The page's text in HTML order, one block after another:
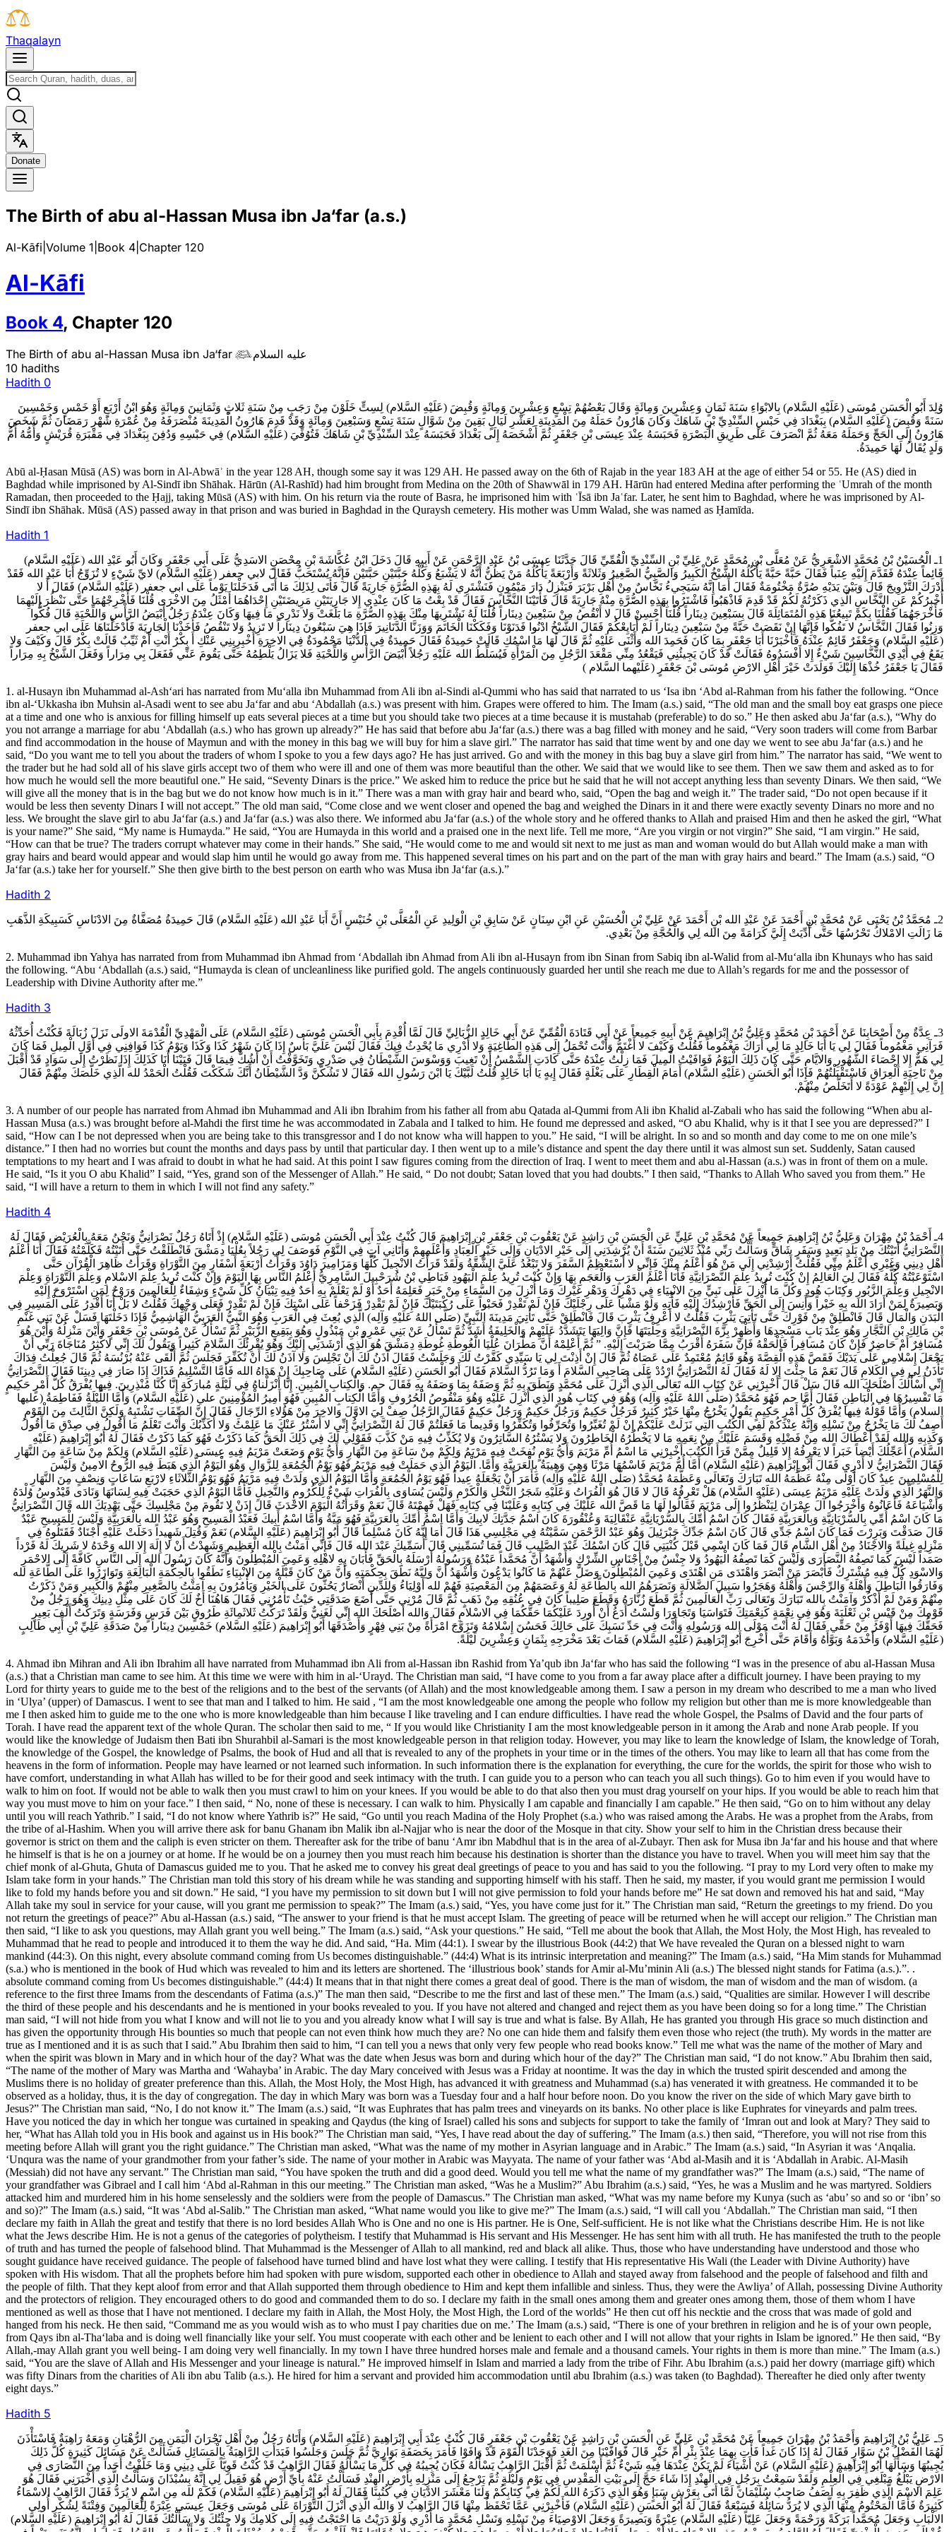
Thaqalayn
Donate
The Birth of abu al-Hassan Musa ibn Ja‘far (a.s.)
Al-Kāfi Volume 1 Book 4 Chapter 120
Al-Kāfi
Book 4, Chapter 120
The Birth of abu al-Hassan Musa ibn Ja‘farعليه السلام
10 hadiths
Hadith 0
وُلِدَ أَبُو الْحَسَنِ مُوسَى (عَلَيْهِ السَّلام) بِالابْوَاءِ سَنَةَ ثَمَانٍ وَعِشْرِينَ وَمِائَةٍ وَقَالَ بَعْضُهُمْ تِسْعٍ وَعِشْرِينَ وَمِائَةٍ وَقُبِضَ (عَلَيْهِ السَّلام) لِسِتٍّ خَلَوْنَ مِنْ رَجَبٍ مِنْ سَنَةِ ثَلاثٍ وَثَمَانِينَ وَمِائَةٍ وَهُوَ ابْنُ أَرْبَعٍ أَوْ خَمْسٍ وَخَمْسِينَ
سَنَةً وَقُبِضَ (عَلَيْهِ السَّلام) بِبَغْدَادَ فِي حَبْسِ السِّنْدِيِّ بْنِ شَاهَكَ وَكَانَ هَارُونُ حَمَلَهُ مِنَ الْمَدِينَةِ لِعَشْرِ لَيَالٍ بَقِينَ مِنْ شَوَّالٍ سَنَةَ تِسْعٍ وَسَبْعِينَ وَمِائَةٍ وَقَدْ قَدِمَ هَارُونُ الْمَدِينَةَ مُنْصَرَفَهُ مِنْ عُمْرَةِ شَهْرِ رَمَضَانَ ثُمَّ شَخَصَ
هَارُونُ إِلَى الْحَجِّ وَحَمَلَهُ مَعَهُ ثُمَّ انْصَرَفَ عَلَى طَرِيقِ الْبَصْرَةِ فَحَبَسَهُ عِنْدَ عِيسَى بْنِ جَعْفَرٍ ثُمَّ أَشْخَصَهُ إِلَى بَغْدَادَ فَحَبَسَهُ عِنْدَ السِّنْدِيِّ بْنِ شَاهَكَ فَتُوُفِّيَ (عَلَيْهِ السَّلام) فِي حَبْسِهِ وَدُفِنَ بِبَغْدَادَ فِي مَقْبَرَةِ قُرَيْشٍ وَأُمُّهُ أُمُّ
وَلَدٍ يُقَالُ لَهَا حَمِيدَةُ.
Abū al-Ḥasan Mūsā (AS) was born in Al-Abwāʾ in the year 128 AH, though some say it was 129 AH. He passed away on the 6th of Rajab in the year 183 AH at the age of either 54 or 55. He (AS) died in
Baghdad while imprisoned by Al-Sindī ibn Shāhak. Hārūn (Al-Rashīd) had him brought from Medina on the 20th of Shawwāl in 179 AH. Hārūn had entered Medina after performing the ʿUmrah of the month
Ramadan, then proceeded to the Ḥajj, taking Mūsā (AS) with him. On his return via the route of Basra, he imprisoned him with ʿĪsā ibn Jaʿfar. Later, he sent him to Baghdad, where he was imprisoned by Al-
Sindī ibn Shāhak. Mūsā (AS) passed away in that prison and was buried in Baghdad in the Quraysh cemetery. His mother was Umm Walad, she was named as Ḥamīda.
Hadith 1
1ـ الْحُسَيْنُ بْنُ مُحَمَّدٍ الاشْعَرِيُّ عَنْ مُعَلَّى بْنِ مُحَمَّدٍ عَنْ عَلِيِّ بْنِ السِّنْدِيِّ الْقُمِّيِّ قَالَ حَدَّثَنَا عِيسَى بْنُ عَبْدِ الرَّحْمَنِ عَنْ أَبِيهِ قَالَ دَخَلَ ابْنُ عُكَّاشَةَ بْنِ مِحْصَنٍ الاسَدِيُّ عَلَى أَبِي جَعْفَرٍ وَكَانَ أَبُو عَبْدِ الله (عَلَيْهِ السَّلام)
قَائِماً عِنْدَهُ فَقَدَّمَ إِلَيْهِ عِنَباً فَقَالَ حَبَّةً حَبَّةً يَأْكُلُهُ الشَّيْخُ الْكَبِيرُ وَالصَّبِيُّ الصَّغِيرُ وَثَلاثَةً وَأَرْبَعَةً يَأْكُلُهُ مَنْ يَظُنُّ أَنَّهُ لا يَشْبَعُ وَكُلْهُ حَبَّتَيْنِ حَبَّتَيْنِ فَإِنَّهُ يُسْتَحَبُّ فَقَالَ لابي جعفر (عَلَيْهِ السَّلام) لايِّ شَيْ‏ءٍ لا تُزَوِّجُ أَبَا عَبْدِ الله فَقَدْ
أَدْرَكَ التَّزْوِيجَ قَالَ وَبَيْنَ يَدَيْهِ صُرَّةٌ مَخْتُومَةٌ فَقَالَ أَمَا إِنَّهُ سَيَجِي‏ءُ نَخَّاسٌ مِنْ أَهْلِ بَرْبَرَ فَيَنْزِلُ دَارَ مَيْمُونٍ فَنَشْتَرِي لَهُ بِهَذِهِ الصُّرَّةِ جَارِيَةً قَالَ فَأَتَى لِذَلِكَ مَا أَتَى فَدَخَلْنَا يَوْماً عَلَى ابي جعفر (عَلَيْهِ السَّلام) فَقَالَ أَ لا
أُخْبِرُكُمْ عَنِ النَّخَّاسِ الَّذِي ذَكَرْتُهُ لَكُمْ قَدْ قَدِمَ فَاذْهَبُوا فَاشْتَرُوا بِهَذِهِ الصُّرَّةِ مِنْهُ جَارِيَةً قَالَ فَأَتَيْنَا النَّخَّاسَ فَقَالَ قَدْ بِعْتُ مَا كَانَ عِنْدِي إِلا جَارِيَتَيْنِ مَرِيضَتَيْنِ إِحْدَاهُمَا أَمْثَلُ مِنَ الاخْرَى قُلْنَا فَأَخْرِجْهُمَا حَتَّى نَنْظُرَ إِلَيْهِمَا
فَأَخْرَجَهُمَا فَقُلْنَا بِكَمْ تَبِيعُنَا هَذِهِ الْمُتَمَاثِلَةَ قَالَ بِسَبْعِينَ دِينَاراً قُلْنَا أَحْسِنْ قَالَ لا أَنْقُصُ مِنْ سَبْعِينَ دِينَاراً قُلْنَا لَهُ نَشْتَرِيهَا مِنْكَ بِهَذِهِ الصُّرَّةِ مَا بَلَغَتْ وَلا نَدْرِي مَا فِيهَا وَكَانَ عِنْدَهُ رَجُلٌ أَبْيَضُ الرَّأْسِ وَاللِّحْيَةِ قَالَ فُكُّوا
وَزِنُوا فَقَالَ النَّخَّاسُ لا تَفُكُّوا فَإِنَّهَا إِنْ نَقَصَتْ حَبَّةً مِنْ سَبْعِينَ دِينَاراً لَمْ أُبَايِعْكُمْ فَقَالَ الشَّيْخُ ادْنُوا فَدَنَوْنَا وَفَكَكْنَا الْخَاتَمَ وَوَزَنَّا الدَّنَانِيرَ فَإِذَا هِيَ سَبْعُونَ دِينَاراً لا تَزِيدُ وَلا تَنْقُصُ فَأَخَذْنَا الْجَارِيَةَ فَأَدْخَلْنَاهَا عَلَى ابي جعفر
(عَلَيْهِ السَّلام) وَجَعْفَرٌ قَائِمٌ عِنْدَهُ فَأَخْبَرْنَا أَبَا جَعْفَرٍ بِمَا كَانَ فَحَمِدَ الله وَأَثْنَى عَلَيْهِ ثُمَّ قَالَ لَهَا مَا اسْمُكِ قَالَتْ حَمِيدَةُ فَقَالَ حَمِيدَةٌ فِي الدُّنْيَا مَحْمُودَةٌ فِي الاخِرَةِ أَخْبِرِينِي عَنْكِ أَ بِكْرٌ أَنْتِ أَمْ ثَيِّبٌ قَالَتْ بِكْرٌ قَالَ وَكَيْفَ وَلا
يَقَعُ فِي أَيْدِي النَّخَّاسِينَ شَيْ‏ءٌ إِلا أَفْسَدُوهُ فَقَالَتْ قَدْ كَانَ يَجِيئُنِي فَيَقْعُدُ مِنِّي مَقْعَدَ الرَّجُلِ مِنَ الْمَرْأَةِ فَيُسَلِّطُ الله عَلَيْهِ رَجُلاً أَبْيَضَ الرَّأْسِ وَاللِّحْيَةِ فَلا يَزَالُ يَلْطِمُهُ حَتَّى يَقُومَ عَنِّي فَفَعَلَ بِي مِرَاراً وَفَعَلَ الشَّيْخُ بِهِ مِرَاراً
فَقَالَ يَا جَعْفَرُ خُذْهَا إِلَيْكَ فَوَلَدَتْ خَيْرَ أَهْلِ الارْضِ مُوسَى بْنَ جَعْفَرٍ (عَلَيْهما السَّلام )
1. al-Husayn ibn Muhammad al-Ash‘ari has narrated from Mu‘alla ibn Muhammad from Ali ibn al-Sindi al-Qummi who has said that narrated to us ‘Isa ibn ‘Abd al-Rahman from his father the following. “Once
ibn al-‘Ukkasha ibn Muhsin al-Asadi went to see abu Ja‘far and abu ‘Abdallah (a.s.) was present with him. Grapes were offered to him. The Imam (a.s.) said, “The old man and the small boy eat grasps one piece
at a time and one who is anxious for filling himself up eats several pieces at a time but you should take two pieces at a time because it is mustahab (preferable) to do so.” He then asked abu Ja‘far (a.s.), “Why do
you not arrange a marriage for abu ‘Abdallah (a.s.) who has grown up already?” He has said that before abu Ja‘far (a.s.) there was a bag filled with money and he said, “Very soon traders will come from Barbar
and find accommodation in the house of Maymun and with the money in this bag we will buy for him a slave girl.” The narrator has said that time went by and one day we went to see abu Ja‘far (a.s.) and he
said, “Do you want me to tell you about the traders of whom I spoke to you a few days ago? He has just arrived. Go and with the money in this bag buy a slave girl from him.” The narrator has said, “We went to
the trader but he had sold all of his slave girls accept two of them who were ill and one of them was more beautiful than the other. We said that we would like to see them. Then we saw them and asked as to for
how much he would sell the more beautiful one.” He said, “Seventy Dinars is the price.” We asked him to reduce the price but he said that he will not accept anything less than seventy Dinars. We then said, “We
will give all the money that is in the bag but we do not know how much is in it.” There was a man with gray hair and beard who, said, “Open the bag and weigh it.” The trader said, “Do not open because if it
would be less then seventy Dinars I will not accept.” The old man said, “Come close and we went closer and opened the bag and weighed the Dinars in it and there were exactly seventy Dinars no more and no
less. We brought the slave girl to abu Ja‘far (a.s.) and Ja‘far (a.s.) was also there. We informed abu Ja‘far (a.s.) of the whole story and he offered thanks to Allah and praised Him and then he asked the girl, “What
is your name?” She said, “My name is Humayda.” He said, “You are Humayda in this world and a praised one in the next life. Tell me more, “Are you virgin or not virgin?” She said, “I am virgin.” He said,
“How can that be true? The traders corrupt whatever may come in their hands.” She said, “He would come to me and would sit next to me just as man and woman would do but Allah would make a man with
gray hairs and beard would appear and would slap him until he would go away from me. This happened several times on his part and on the part of the man with gray hairs and beard.” The Imam (a.s.) said, “O
Ja‘far (a.s.) take her for yourself.” She then give birth to the best person on earth who was Musa ibn Ja‘far (a.s.).”
Hadith 2
2ـ مُحَمَّدُ بْنُ يَحْيَى عَنْ مُحَمَّدِ بْنِ أَحْمَدَ عَنْ عَبْدِ الله بْنِ أَحْمَدَ عَنْ عَلِيِّ بْنِ الْحُسَيْنِ عَنِ ابْنِ سِنَانٍ عَنْ سَابِقِ بْنِ الْوَلِيدِ عَنِ الْمُعَلَّى بْنِ خُنَيْسٍ أَنَّ أَبَا عَبْدِ الله (عَلَيْهِ السَّلام) قَالَ حَمِيدَةُ مُصَفَّاةٌ مِنَ الادْنَاسِ كَسَبِيكَةِ الذَّهَبِ
مَا زَالَتِ الامْلاكُ تَحْرُسُهَا حَتَّى أُدِّيَتْ إِلَيَّ كَرَامَةً مِنَ الله لِي وَالْحُجَّةِ مِنْ بَعْدِي.
2. Muhammad ibn Yahya has narrated from from Muhammad ibn Ahmad from ‘Abdallah ibn Ahmad from Ali ibn al-Husayn from ibn Sinan from Sabiq ibn al-Walid from al-Mu‘alla ibn Khunays who has said
the following. “Abu ‘Abdallah (a.s.) said, “Humayda is clean of uncleanliness like purified gold. The angels continuously guarded her until she reach me due to Allah’s regards for me and the possessor of
Leadership with Divine Authority after me.”
Hadith 3
3ـ عِدَّةٌ مِنْ أَصْحَابِنَا عَنْ أَحْمَدَ بْنِ مُحَمَّدٍ وَعَلِيُّ بْنُ إِبْرَاهِيمَ عَنْ أَبِيهِ جَمِيعاً عَنْ أَبِي قَتَادَةَ الْقُمِّيِّ عَنْ أَبِي خَالِدٍ الزُّبَالِيِّ قَالَ لَمَّا أُقْدِمَ بِأَبِي الْحَسَنِ مُوسَى (عَلَيْهِ السَّلام) عَلَى الْمَهْدِيِّ الْقُدْمَةَ الاولَى نَزَلَ زُبَالَةَ فَكُنْتُ أُحَدِّثُهُ
فَرَآنِي مَغْمُوماً فَقَالَ لِي يَا أَبَا خَالِدٍ مَا لِي أَرَاكَ مَغْمُوماً فَقُلْتُ وَكَيْفَ لا أَغْتَمُّ وَأَنْتَ تُحْمَلُ إِلَى هَذِهِ الطَّاغِيَةِ وَلا أَدْرِي مَا يُحْدِثُ فِيكَ فَقَالَ لَيْسَ عَلَيَّ بَأْسٌ إِذَا كَانَ شَهْرُ كَذَا وَكَذَا وَيَوْمُ كَذَا فَوَافِنِي فِي أَوَّلِ الْمِيلِ فَمَا كَانَ
لِي هَمٌّ إِلا إِحْصَاءَ الشُّهُورِ وَالايَّامِ حَتَّى كَانَ ذَلِكَ الْيَوْمُ فَوَافَيْتُ الْمِيلَ فَمَا زِلْتُ عِنْدَهُ حَتَّى كَادَتِ الشَّمْسُ أَنْ تَغِيبَ وَوَسْوَسَ الشَّيْطَانُ فِي صَدْرِي وَتَخَوَّفْتُ أَنْ أَشُكَّ فِيمَا قَالَ فَبَيْنَا أَنَا كَذَلِكَ إِذَا نَظَرْتُ إِلَى سَوَادٍ قَدْ أَقْبَلَ
مِنْ نَاحِيَةِ الْعِرَاقِ فَاسْتَقْبَلْتُهُمْ فَإِذَا أَبُو الْحَسَنِ (عَلَيْهِ السَّلام) أَمَامَ الْقِطَارِ عَلَى بَغْلَةٍ فَقَالَ إِيهٍ يَا أَبَا خَالِدٍ قُلْتُ لَبَّيْكَ يَا ابْنَ رَسُولِ الله فَقَالَ لا تَشُكَّنَّ وَدَّ الشَّيْطَانُ أَنَّكَ شَكَكْتَ فَقُلْتُ الْحَمْدُ لله الَّذِي خَلَّصَكَ مِنْهُمْ فَقَالَ
إِنَّ لِي إِلَيْهِمْ عَوْدَةً لا أَتَخَلَّصُ مِنْهُمْ.
3. A number of our people has narrated from Ahmad ibn Muhammad and Ali ibn Ibrahim from his father all from abu Qatada al-Qummi from Ali ibn Khalid al-Zabali who has said the following “When abu al-
Hassan Musa (a.s.) was brought before al-Mahdi the first time he was accommodated in Zabala and I talked to him. He found me depressed and asked, “O abu Khalid, why is it that I see you are depressed?” I
said, “How can I be not depressed when you are being take to this transgressor and I do not know wha will happen to you.” He said, “I will be alright. In so and so month and day come to me on one mile’s
distance.” I then had no worries but count the months and days pass by until that particular day. I then went up to a mile’s distance and spent the day there until it was almost sun set. Suddenly, Satan caused
temptations to my heart and I was afraid to doubt in what he had said. At this point I saw figures coming from the direction of Iraq. I went to meet them and abu al-Hassan (a.s.) was in front of them on a mule.
He said, “Is it you O abu Khalid” I said, “Yes, grand son of the Messenger of Allah.” He said, “ Do not doubt; Satan loved that you had doubts.” I then said, “Thanks to Allah Who saved you from them.” He
said, “I will have a return to them in which I will not find any safety.”
Hadith 4
4ـ أَحْمَدُ بْنُ مِهْرَانَ وَعَلِيُّ بْنُ إِبْرَاهِيمَ جَمِيعاً عَنْ مُحَمَّدِ بْنِ عَلِيٍّ عَنِ الْحَسَنِ بْنِ رَاشِدٍ عَنْ يَعْقُوبَ بْنِ جَعْفَرِ بْنِ إِبْرَاهِيمَ قَالَ كُنْتُ عِنْدَ أَبِي الْحَسَنِ مُوسَى (عَلَيْهِ السَّلام) إِذْ أَتَاهُ رَجُلٌ نَصْرَانِيٌّ وَنَحْنُ مَعَهُ بِالْعُرَيْضِ فَقَالَ لَهُ
النَّصْرَانِيُّ أَتَيْتُكَ مِنْ بَلَدٍ بَعِيدٍ وَسَفَرٍ شَاقٍّ وَسَأَلْتُ رَبِّي مُنْذُ ثَلاثِينَ سَنَةً أَنْ يُرْشِدَنِي إِلَى خَيْرِ الادْيَانِ وَإِلَى خَيْرِ الْعِبَادِ وَأَعْلَمِهِمْ وَأَتَانِي آتٍ فِي النَّوْمِ فَوَصَفَ لِي رَجُلاً بِعُلْيَا دِمَشْقَ فَانْطَلَقْتُ حَتَّى أَتَيْتُهُ فَكَلَّمْتُهُ فَقَالَ أَنَا أَعْلَمُ
أَهْلِ دِينِي وَغَيْرِي أَعْلَمُ مِنِّي فَقُلْتُ أَرْشِدْنِي إِلَى مَنْ هُوَ أَعْلَمُ مِنْكَ فَإِنِّي لا أَسْتَعْظِمُ السَّفَرَ وَلا تَبْعُدُ عَلَيَّ الشُّقَّةُ وَلَقَدْ قَرَأْتُ الانْجِيلَ كُلَّهَا وَمَزَامِيرَ دَاوُدَ وَقَرَأْتُ أَرْبَعَةَ أَسْفَارٍ مِنَ التَّوْرَاةِ وَقَرَأْتُ ظَاهِرَ الْقُرْآنِ حَتَّى
اسْتَوْعَبْتُهُ كُلَّهُ فَقَالَ لِيَ الْعَالِمُ إِنْ كُنْتَ تُرِيدُ عِلْمَ النَّصْرَانِيَّةِ فَأَنَا أَعْلَمُ الْعَرَبِ وَالْعَجَمِ بِهَا وَإِنْ كُنْتَ تُرِيدُ عِلْمَ الْيَهُودِ فَبَاطِي بْنُ شُرَحْبِيلَ السَّامِرِيُّ أَعْلَمُ النَّاسِ بِهَا الْيَوْمَ وَإِنْ كُنْتَ تُرِيدُ عِلْمَ الاسْلامِ وَعِلْمَ التَّوْرَاةِ وَعِلْمَ
الانْجِيلِ وَعِلْمَ الزَّبُورِ وَكِتَابَ هُودٍ وَكُلَّ مَا أُنْزِلَ عَلَى نَبِيٍّ مِنَ الانْبِيَاءِ فِي دَهْرِكَ وَدَهْرِ غَيْرِكَ وَمَا أُنْزِلَ مِنَ السَّمَاءِ مِنْ خَبَرٍ فَعَلِمَهُ أَحَدٌ أَوْ لَمْ يَعْلَمْ بِهِ أَحَدٌ فِيهِ تِبْيَانُ كُلِّ شَيْ‏ءٍ وَشِفَاءٌ لِلْعَالَمِينَ وَرَوْحٌ لِمَنِ اسْتَرْوَحَ إِلَيْهِ
وَبَصِيرَةٌ لِمَنْ أَرَادَ الله بِهِ خَيْراً وَأَنِسَ إِلَى الْحَقِّ فَأُرْشِدُكَ إِلَيْهِ فَأْتِهِ وَلَوْ مَشْياً عَلَى رِجْلَيْكَ فَإِنْ لَمْ تَقْدِرْ فَحَبْواً عَلَى رُكْبَتَيْكَ فَإِنْ لَمْ تَقْدِرْ فَزَحْفاً عَلَى اسْتِكَ فَإِنْ لَمْ تَقْدِرْ فَعَلَى وَجْهِكَ فَقُلْتُ لا بَلْ أَنَا أَقْدِرُ عَلَى الْمَسِيرِ فِي
الْبَدَنِ وَالْمَالِ قَالَ فَانْطَلِقْ مِنْ فَوْرِكَ حَتَّى تَأْتِيَ يَثْرِبَ فَقُلْتُ لا أَعْرِفُ يَثْرِبَ قَالَ فَانْطَلِقْ حَتَّى تَأْتِيَ مَدِينَةَ النَّبِيِّ (صَلَّى اللهُ عَلَيْهِ وَآلِه) الَّذِي بُعِثَ فِي الْعَرَبِ وَهُوَ النَّبِيُّ الْعَرَبِيُّ الْهَاشِمِيُّ فَإِذَا دَخَلْتَهَا فَسَلْ عَنْ بَنِي غَنْمِ
بْنِ مَالِكِ بْنِ النَّجَّارِ وَهُوَ عِنْدَ بَابِ مَسْجِدِهَا وَأَظْهِرْ بِزَّةَ النَّصْرَانِيَّةِ وَحِلْيَتَهَا فَإِنَّ وَالِيَهَا يَتَشَدَّدُ عَلَيْهِمْ وَالْخَلِيفَةُ أَشَدُّ ثُمَّ تَسْأَلُ عَنْ بَنِي عَمْرِو بْنِ مَبْذُولٍ وَهُوَ بِبَقِيعِ الزُّبَيْرِ ثُمَّ تَسْأَلُ عَنْ مُوسَى بْنِ جَعْفَرٍ وَأَيْنَ مَنْزِلُهُ وَأَيْنَ هُوَ
مُسَافِرٌ أَمْ حَاضِرٌ فَإِنْ كَانَ مُسَافِراً فَالْحَقْهُ فَإِنَّ سَفَرَهُ أَقْرَبُ مِمَّا ضَرَبْتَ إِلَيْهِ. ” ثُمَّ أَعْلِمْهُ أَنَّ مَطْرَانَ عُلْيَا الْغُوطَةِ غُوطَةِ دِمَشْقَ هُوَ الَّذِي أَرْشَدَنِي إِلَيْكَ وَهُوَ يُقْرِئُكَ السَّلامَ كَثِيراً وَيَقُولُ لَكَ إِنِّي لاكْثِرُ مُنَاجَاةَ رَبِّي أَنْ
يَجْعَلَ إِسْلامِي عَلَى يَدَيْكَ فَقَصَّ هَذِهِ الْقِصَّةَ وَهُوَ قَائِمٌ مُعْتَمِدٌ عَلَى عَصَاهُ ثُمَّ قَالَ إِنْ أَذِنْتَ لِي يَا سَيِّدِي كَفَّرْتُ لَكَ وَجَلَسْتُ فَقَالَ آذَنُ لَكَ أَنْ تَجْلِسَ وَلا آذَنُ لَكَ أَنْ تُكَفِّرَ فَجَلَسَ ثُمَّ أَلْقَى عَنْهُ بُرْنُسَهُ ثُمَّ قَالَ جُعِلْتُ فِدَاكَ
تَأْذَنُ لِي فِي الْكَلامِ قَالَ نَعَمْ مَا جِئْتَ إِلا لَهُ فَقَالَ لَهُ النَّصْرَانِيُّ ارْدُدْ عَلَى صَاحِبِي السَّلامَ أَ وَمَا تَرُدُّ السَّلامَ فَقَالَ أَبُو الْحَسَنِ (عَلَيْهِ السَّلام) عَلَى صَاحِبِكَ إِنْ هَدَاهُ الله فَأَمَّا التَّسْلِيمُ فَذَاكَ إِذَا صَارَ فِي دِينِنَا فَقَالَ النَّصْرَانِيُّ
إِنِّي أَسْأَلُكَ أَصْلَحَكَ الله قَالَ سَلْ قَالَ أَخْبِرْنِي عَنْ كِتَابِ الله تَعَالَى الَّذِي أُنْزِلَ عَلَى مُحَمَّدٍ وَنَطَقَ بِهِ ثُمَّ وَصَفَهُ بِمَا وَصَفَهُ بِهِ فَقَالَ حم. وَالْكِتابِ الْمُبِينِ. إِنَّا أَنْزَلْناهُ فِي لَيْلَةٍ مُبارَكَةٍ إِنَّا كُنَّا مُنْذِرِينَ. فِيها يُفْرَقُ كُلُّ أَمْرٍ حَكِيمٍ
مَا تَفْسِيرُهَا فِي الْبَاطِنِ فَقَالَ أَمَّا حم فَهُوَ مُحَمَّدٌ (صَلَّى اللهُ عَلَيْهِ وَآلِه) وَهُوَ فِي كِتَابِ هُودٍ الَّذِي أُنْزِلَ عَلَيْهِ وَهُوَ مَنْقُوصُ الْحُرُوفِ وَأَمَّا الْكِتابِ الْمُبِينِ فَهُوَ أَمِيرُ الْمُؤْمِنِينَ علي (عَلَيْهِ السَّلام) وَأَمَّا اللَّيْلَةُ فَفَاطِمَةُ (عليها
السلام) وَأَمَّا قَوْلُهُ فِيها يُفْرَقُ كُلُّ أَمْرٍ حَكِيمٍ يَقُولُ يَخْرُجُ مِنْهَا خَيْرٌ كَثِيرٌ فَرَجُلٌ حَكِيمٌ وَرَجُلٌ حَكِيمٌ وَرَجُلٌ حَكِيمٌ فَقَالَ الرَّجُلُ صِفْ لِيَ الاوَّلَ وَالاخِرَ مِنْ هَؤُلاءِ الرِّجَالِ فَقَالَ إِنَّ الصِّفَاتِ تَشْتَبِهُ وَلَكِنَّ الثَّالِثَ مِنَ الْقَوْمِ
أَصِفُ لَكَ مَا يَخْرُجُ مِنْ نَسْلِهِ وَإِنَّهُ عِنْدَكُمْ لَفِي الْكُتُبِ الَّتِي نَزَلَتْ عَلَيْكُمْ إِنْ لَمْ تُغَيِّرُوا وَتُحَرِّفُوا وَتُكَفِّرُوا وَقَدِيماً مَا فَعَلْتُمْ قَالَ لَهُ النَّصْرَانِيُّ إِنِّي لا أَسْتُرُ عَنْكَ مَا عَلِمْتُ وَلا أُكَذِّبُكَ وَأَنْتَ تَعْلَمُ مَا أَقُولُ فِي صِدْقِ مَا أَقُولُ
وَكَذِبِهِ وَالله لَقَدْ أَعْطَاكَ الله مِنْ فَضْلِهِ وَقَسَمَ عَلَيْكَ مِنْ نِعَمِهِ مَا لا يَخْطُرُهُ الْخَاطِرُونَ وَلا يَسْتُرُهُ السَّاتِرُونَ وَلا يُكَذِّبُ فِيهِ مَنْ كَذَّبَ فَقَوْلِي لَكَ فِي ذَلِكَ الْحَقُّ كَمَا ذَكَرْتُ فَهُوَ كَمَا ذَكَرْتُ فَقَالَ لَهُ أَبُو إِبْرَاهِيمَ (عَلَيْهِ
السَّلام) أُعَجِّلُكَ أَيْضاً خَبَراً لا يَعْرِفُهُ إِلا قَلِيلٌ مِمَّنْ قَرَأَ الْكُتُبَ أَخْبِرْنِي مَا اسْمُ أُمِّ مَرْيَمَ وَأَيُّ يَوْمٍ نُفِخَتْ فِيهِ مَرْيَمُ وَلِكَمْ مِنْ سَاعَةٍ مِنَ النَّهَارِ وَأَيُّ يَوْمٍ وَضَعَتْ مَرْيَمُ فِيهِ عِيسَى (عَلَيْهِ السَّلام) وَلِكَمْ مِنْ سَاعَةٍ مِنَ النَّهَارِ
فَقَالَ النَّصْرَانِيُّ لا أَدْرِي فَقَالَ أَبُو إِبْرَاهِيمَ (عَلَيْهِ السَّلام) أَمَّا أُمُّ مَرْيَمَ فَاسْمُهَا مَرْثَا وَهِيَ وَهِيبَةُ بِالْعَرَبِيَّةِ وَأَمَّا. الْيَوْمُ الَّذِي حَمَلَتْ فِيهِ مَرْيَمُ فَهُوَ يَوْمُ الْجُمُعَةِ لِلزَّوَالِ وَهُوَ الْيَوْمُ الَّذِي هَبَطَ فِيهِ الرُّوحُ الامِينُ وَلَيْسَ
لِلْمُسْلِمِينَ عِيدٌ كَانَ أَوْلَى مِنْهُ عَظَّمَهُ الله تَبَارَكَ وَتَعَالَى وَعَظَّمَهُ مُحَمَّدٌ (صَلَّى اللهُ عَلَيْهِ وَآلِه) فَأَمَرَ أَنْ يَجْعَلَهُ عِيداً فَهُوَ يَوْمُ الْجُمُعَةِ وَأَمَّا الْيَوْمُ الَّذِي وَلَدَتْ فِيهِ مَرْيَمُ فَهُوَ يَوْمُ الثَّلاثَاءِ لارْبَعِ سَاعَاتٍ وَنِصْفٍ مِنَ النَّهَارِ
وَالنَّهَرُ الَّذِي وَلَدَتْ عَلَيْهِ مَرْيَمُ عِيسَى (عَلَيْهِ السَّلام) هَلْ تَعْرِفُهُ قَالَ لا قَالَ هُوَ الْفُرَاتُ وَعَلَيْهِ شَجَرُ النَّخْلِ وَالْكَرْمِ وَلَيْسَ يُسَاوَى بِالْفُرَاتِ شَيْ‏ءٌ لِلْكُرُومِ وَالنَّخِيلِ فَأَمَّا الْيَوْمُ الَّذِي حَجَبَتْ فِيهِ لِسَانَهَا وَنَادَى قَيْدُوسُ وُلْدَهُ
وَأَشْيَاعَهُ فَأَعَانُوهُ وَأَخْرَجُوا آلَ عِمْرَانَ لِيَنْظُرُوا إِلَى مَرْيَمَ فَقَالُوا لَهَا مَا قَصَّ الله عَلَيْكَ فِي كِتَابِهِ وَعَلَيْنَا فِي كِتَابِهِ فَهَلْ فَهِمْتَهُ قَالَ نَعَمْ وَقَرَأْتُهُ الْيَوْمَ الاحْدَثَ قَالَ إِذَنْ لا تَقُومَ مِنْ مَجْلِسِكَ حَتَّى يَهْدِيَكَ الله قَالَ النَّصْرَانِيُّ
مَا كَانَ اسْمُ أُمِّي بِالسُّرْيَانِيَّةِ وَبِالْعَرَبِيَّةِ فَقَالَ كَانَ اسْمُ أُمِّكَ بِالسُّرْيَانِيَّةِ عَنْقَالِيَةَ وَعُنْقُورَةَ كَانَ اسْمُ جَدَّتِكَ لابِيكَ وَأَمَّا اسْمُ أُمِّكَ بِالْعَرَبِيَّةِ فَهُوَ مَيَّةُ وَأَمَّا اسْمُ أَبِيكَ فَعَبْدُ الْمَسِيحِ وَهُوَ عَبْدُ الله بِالْعَرَبِيَّةِ وَلَيْسَ لِلْمَسِيحِ عَبْدٌ
قَالَ صَدَقْتَ وَبَرِرْتَ فَمَا كَانَ اسْمُ جَدِّي قَالَ كَانَ اسْمُ جَدِّكَ جَبْرَئِيلَ وَهُوَ عَبْدُ الرَّحْمَنِ سَمَّيْتُهُ فِي مَجْلِسِي هَذَا قَالَ أَمَا إِنَّهُ كَانَ مُسْلِماً قَالَ أَبُو إِبْرَاهِيمَ (عَلَيْهِ السَّلام) نَعَمْ وَقُتِلَ شَهِيداً دَخَلَتْ عَلَيْهِ أَجْنَادٌ فَقَتَلُوهُ فِي
مَنْزِلِهِ غِيلَةً وَالاجْنَادُ مِنْ أَهْلِ الشَّامِ قَالَ فَمَا كَانَ اسْمِي قَبْلَ كُنْيَتِي قَالَ كَانَ اسْمُكَ عَبْدَ الصَّلِيبِ قَالَ فَمَا تُسَمِّينِي قَالَ أُسَمِّيكَ عَبْدَ الله قَالَ فَإِنِّي آمَنْتُ بِالله الْعَظِيمِ وَشَهِدْتُ أَنْ لا إِلَهَ إِلا الله وَحْدَهُ لا شَرِيكَ لَهُ فَرْداً
صَمَداً لَيْسَ كَمَا تَصِفُهُ النَّصَارَى وَلَيْسَ كَمَا تَصِفُهُ الْيَهُودُ وَلا جِنْسٌ مِنْ أَجْنَاسِ الشِّرْكِ وَأَشْهَدُ أَنَّ مُحَمَّداً عَبْدُهُ وَرَسُولُهُ أَرْسَلَهُ بِالْحَقِّ فَأَبَانَ بِهِ لاهْلِهِ وَعَمِيَ الْمُبْطِلُونَ وَأَنَّهُ كَانَ رَسُولَ الله إِلَى النَّاسِ كَافَّةً إِلَى الاحْمَرِ
وَالاسْوَدِ كُلٌّ فِيهِ مُشْتَرِكٌ فَأَبْصَرَ مَنْ أَبْصَرَ وَاهْتَدَى مَنِ اهْتَدَى وَعَمِيَ الْمُبْطِلُونَ وَضَلَّ عَنْهُمْ مَا كَانُوا يَدْعُونَ وَأَشْهَدُ أَنَّ وَلِيَّهُ نَطَقَ بِحِكْمَتِهِ وَأَنَّ مَنْ كَانَ قَبْلَهُ مِنَ الانْبِيَاءِ نَطَقُوا بِالْحِكْمَةِ الْبَالِغَةِ وَتَوَازَرُوا عَلَى الطَّاعَةِ لله
وَفَارَقُوا الْبَاطِلَ وَأَهْلَهُ وَالرِّجْسَ وَأَهْلَهُ وَهَجَرُوا سَبِيلَ الضَّلالَةِ وَنَصَرَهُمُ الله بِالطَّاعَةِ لَهُ وَعَصَمَهُمْ مِنَ الْمَعْصِيَةِ فَهُمْ لله أَوْلِيَاءُ وَلِلدِّينِ أَنْصَارٌ يَحُثُّونَ عَلَى الْخَيْرِ وَيَأْمُرُونَ بِهِ آمَنْتُ بِالصَّغِيرِ مِنْهُمْ وَالْكَبِيرِ وَمَنْ ذَكَرْتُ
مِنْهُمْ وَمَنْ لَمْ أَذْكُرْ وَآمَنْتُ بِالله تَبَارَكَ وَتَعَالَى رَبِّ الْعَالَمِينَ ثُمَّ قَطَعَ زُنَّارَهُ وَقَطَعَ صَلِيباً كَانَ فِي عُنُقِهِ مِنْ ذَهَبٍ ثُمَّ قَالَ مُرْنِي حَتَّى أَضَعَ صَدَقَتِي حَيْثُ تَأْمُرُنِي فَقَالَ هَاهُنَا أَخٌ لَكَ كَانَ عَلَى مِثْلِ دِينِكَ وَهُوَ رَجُلٌ مِنْ
قَوْمِكَ مِنْ قَيْسِ بْنِ ثَعْلَبَةَ وَهُوَ فِي نِعْمَةٍ كَنِعْمَتِكَ فَتَوَاسَيَا وَتَجَاوَرَا وَلَسْتُ أَدَعُ أَنْ أُورِدَ عَلَيْكُمَا حَقَّكُمَا فِي الاسْلامِ فَقَالَ وَالله أَصْلَحَكَ الله إِنِّي لَغَنِيٌّ وَلَقَدْ تَرَكْتُ ثَلاثَمِائَةِ طَرُوقٍ بَيْنَ فَرَسٍ وَفَرَسَةٍ وَتَرَكْتُ أَلْفَ بَعِيرٍ
فَحَقُّكَ فِيهَا أَوْفَرُ مِنْ حَقِّي فَقَالَ لَهُ أَنْتَ مَوْلَى الله وَرَسُولِهِ وَأَنْتَ فِي حَدِّ نَسَبِكَ عَلَى حَالِكَ فَحَسُنَ إِسْلامُهُ وَتَزَوَّجَ امْرَأَةً مِنْ بَنِي فِهْرٍ وَأَصْدَقَهَا أَبُو إِبْرَاهِيمَ (عَلَيْهِ السَّلام) خَمْسِينَ دِينَاراً مِنْ صَدَقَةِ عَلِيِّ بْنِ أَبِي طَالِبٍ
(عَلَيْهِ السَّلام) وَأَخْدَمَهُ وَبَوَّأَهُ وَأَقَامَ حَتَّى أُخْرِجَ أَبُو إِبْرَاهِيمَ (عَلَيْهِ السَّلام) فَمَاتَ بَعْدَ مَخْرَجِهِ بِثَمَانٍ وَعِشْرِينَ لَيْلَةً.
4. Ahmad ibn Mihran and Ali ibn Ibrahim all have narrated from Muhammad ibn Ali from al-Hassan ibn Rashid from Ya’qub ibn Ja‘far who has said the following “I was in the presence of abu al-Hassan Musa (a.s.) that a Christian man came to see him. At this time we were with him in al-‘Urayd. The Christian man said, “I have come to you from a far away place after a difficult journey. I have been praying to my Lord for thirty years to guide me to the best of the religions and to the best of the servants (of Allah) and the most knowledgeable among them. I saw a person in my dream who described to me a man who lived in ‘Ulya’ (upper) of Damascus. I went to see that man and I talked to him. He said , “I am the most knowledgeable one among the people who follow my religion but other than me is more knowledgeable than me I then asked him to guide me to the one who is more knowledgeable than him because I like traveling and I can endure difficulties. I have read the whole Gospel, the Psalms of David and the four parts of Torah. I have read the apparent text of the whole Quran. The scholar then said to me, “ If you would like Christianity I am the most knowledgeable person in it among the Arab and none Arab people. If you would like the knowledge of Judaism then Bati ibn Shurahbil al-Samari is the most knowledgeable person in that religion today. However, you may like to learn the knowledge of Islam, the knowledge of Torah, the knowledge of the Gospel, the knowledge of Psalms, the book of Hud and all that is revealed to any of the prophets in your time or in the times of the others. You may like to learn all that has come from the heavens in the form of information. People may have learned or not learned such information. In such information there is the explanation for everything, the cure for the worlds, the spirit for those who wish to have comfort, understanding in what Allah has willed to be for their good and seek intimacy with the truth. I can guide you to a person who can teach you all such things). Go to him even if you would have to walk to him on foot. If would not be able to walk then you must crawl to him on your knees. If you would be able to do that also then you must drag yourself on your hips. If you would be able to reach him that way you must move to him on your face.” I then said, “ No, none of these is necessary. I can walk to him. Physically I am capable and financially I am capable.” He then said, “Go on to him without any delay until you will reach Yathrib.” I said, “I do not know where Yathrib is?” He said, “Go until you reach Madina of the Holy Prophet (s.a.) who was raised among the Arabs. He was a prophet from the Arabs, from the tribe of al-Hashim. When you will arrive there ask for banu Ghanam ibn Malik ibn al-Najjar who is near the door of the Mosque in that city. Show your self to him in the Christian dress because their governor is strict on them and the caliph is even stricter on them. Thereafter ask for the tribe of banu ‘Amr ibn Mabdhul that is in the area of al-Zubayr. Then ask for Musa ibn Ja‘far and his house and that where he himself is that is he on a journey or at home. If he would be on a journey then you must reach him because his destination is shorter than the distance you have to travel. When you will meet him say that the chief monk of al-Ghuta, Ghuta of Damascus guided me to you. That he asked me to convey his great deal greetings of peace to you and has said to you the following. “I pray to my Lord very often to make my Islam take form in your hands.” The Christian man told this story of his dream while he was standing and supporting himself with his staff. Then he said, my master, if you would grant me permission I would like to fold my hands before you and sit down.” He said, “I you have my permission to sit down but I will not give permission to fold your hands before me” He sat down and removed his hat and said, “May Allah take my soul in service for your cause, will you grant me permission to speak?” The Imam (a.s.) said, “Yes, you have come just for it.” The Christian man said, “Return the greetings to my friend. Do you not return the greetings of peace?” Abu al-Hassan (a.s.) said, “The answer to your friend is that he must accept Islam. The greeting of peace will be returned when he will accept our religion.” The Christian man then said, “I like to ask you questions, may Allah grant you well being.” The Imam (a.s.) said, “Ask your questions.” He said, “Tell me about the book that Allah, the Most Holy, the Most High, has revealed to Muhammad that he read to people and introduced it to them the way he did. And said, “Ha. Mim (44:1). I swear by the illustrious Book (44:2) that We have revealed the Quran on a blessed night to warn mankind (44:3). On this night, every absolute command coming from Us becomes distinguishable.” (44:4) What is its intrinsic interpretation and meaning?” The Imam (a.s.) said, “Ha Mim stands for Muhammad (s.a.) who is mentioned in the book of Hud which was revealed to him and its letters are shortened. The ‘illustrious book’ stands for Amir al-Mu’minin Ali (a.s.) The blessed night stands for Fatima (a.s.).”. . absolute command coming from Us becomes distinguishable.” (44:4) It means that in that night there comes a great deal of good. There is the man of wisdom, the man of wisdom and the man of wisdom. (a reference to the first three Imams from the descendants of Fatima (a.s.)” The man then said, “Describe to me the first and last of these men.” The Imam (a.s.) said, “Qualities are similar. However I will describe the third of these people and his descendants and he is mentioned in your books revealed to you. If you have not altered and changed and reject them as you have been doing so for a long time.” The Christian man said, “I will not hide from you what I know and will not lie to you and you already know what I will say is true and what is false. By Allah, He has granted you through His grace so much distinction and has given the opportunity through His bounties so much that people can not even think how much they are? No one can hide them and falsify them even those who reject (the truth). My words in the matter are true as I mentioned and it is as such that I said.” Abu Ibrahim then said to him, “I can tell you a news that only very few people who read books know.” Tell me what was the name of the mother of Mary and when the spirit was blown in Mary and in which hour of the day? What was the date when Jesus was born and during which hour of the day?” The Christian man said, “I do not know.” Abu Ibrahim then said, “The name of the mother of Mary was Martha and ‘Wahayba’ in Arabic. The day Mary conceived with Jesus was a Friday at noontime. It was the day in which the trusted spirit descended and among the Muslims there is no holiday of greater preference than this. Allah, the Most Holy, the Most High, has advanced it with greatness and Muhammad (s.a) has venerated it with greatness. He commanded it to be observed as a holiday, thus, it is the day of congregation. The day in which Mary was born was a Tuesday four and a half hour before noon. Do you know the river on the side of which Mary gave birth to Jesus?” The Christian man said, “No, I do not know it.” The Imam (a.s.) said, “It was Euphrates that has palm trees and vineyards on its banks. No other place is like Euphrates for vineyards and palm trees. Have you noticed the day in which her tongue was curtained in speaking and Qaydus (the king of Israel) called his sons and subjects for support to take the family of ‘Imran out and look at Mary? They said to her, “What has Allah told you in His book and against us in His book?” The Christian man said, “Yes, I have read about the day of suffering.” The Imam (a.s.) then said, “Therefore, you will not rise from this meeting before Allah will grant you the right guidance.” The Christian man asked, “What was the name of my mother in Asyrian language and in Arabic.” The Imam (a.s.) said, “In Asyrian it was ‘Anqalia. ‘Unqura was the name of your grandmother from your father’s side. The name of your mother in Arabic was Mayyata. The name of your father was ‘Abd al-Masih and it is ‘Abdallah in Arabic. Al-Masih (Messiah) did not have any servant.” The Christian man said, “You have spoken the truth and did a good deed. Would you tell me what the name of my grandfather was?” The Imam (a.s.) said, “The name of your grandfather was Gibrael and I call him ‘Abd al-Rahman in this our meeting.” The Christian man asked, “Was he a Muslim?” Abu Ibrahim (a.s.) said, “Yes, he was a Muslim and he was martyred. Soldiers attacked him and murdered him in his home senselessly and the soldiers were from the people of Damascus.” The Christian man asked, “What was my name before my Kunya (such as ‘abu’ so and so or ‘ibn’ so and so)?” The Imam (a.s.) said, “It was ‘Abd al-Salib.” The Christian man asked, “What name would you like to give me?” The Imam (a.s.) said, “I will call you ‘Abdallah.” The Christian man said, “I then declare my faith in Allah the great and testify that there is no lord besides Allah Who is One and no one is His partner. He is One, Self-sufficient. He is not like what the Christians describe Him. He is not like what the Jews describe Him. He is not a genus of the categories of polytheism. I testify that Muhammad is His servant and His Messenger. He has sent him with all truth. He has manifested the truth to the people of truth and has turned the people of falsehood blind. That Muhammad is the Messenger of Allah to all mankind, red and black all alike. Thus, those who have understanding have understood and those who sought guidance have received guidance. The people of falsehood have turned blind and have lost what they were calling. I testify that His representative His Wali (the Leader with Divine Authority) have spoken with His wisdom. That all the prophets before him had spoken with pure wisdom, supported each other in obedience to Allah and s
Hadith 5
5ـ عَلِيُّ بْنُ إِبْرَاهِيمَ وَأَحْمَدُ بْنُ مِهْرَانَ جَمِيعاً عَنْ مُحَمَّدِ بْنِ عَلِيٍّ عَنِ الْحَسَنِ بْنِ رَاشِدٍ عَنْ يَعْقُوبَ بْنِ جَعْفَرٍ قَالَ كُنْتُ عِنْدَ أَبِي إِبْرَاهِيمَ (عَلَيْهِ السَّلام) وَأَتَاهُ رَجُلٌ مِنْ أَهْلِ نَجْرَانَ الْيَمَنِ مِنَ الرُّهْبَانِ وَمَعَهُ رَاهِبَةٌ فَاسْتَأْذَنَ
لَهُمَا الْفَضْلُ بْنُ سَوَّارٍ فَقَالَ لَهُ إِذَا كَانَ غَداً فَأْتِ بِهِمَا عِنْدَ بِئْرِ أُمِّ خَيْرٍ قَالَ فَوَافَيْنَا مِنَ الْغَدِ فَوَجَدْنَا الْقَوْمَ قَدْ وَافَوْا فَأَمَرَ بِخَصَفَةِ بَوَارِيَّ ثُمَّ جَلَسَ وَجَلَسُوا فَبَدَأَتِ الرَّاهِبَةُ بِالْمَسَائِلِ فَسَأَلَتْ عَنْ مَسَائِلَ كَثِيرَةٍ كُلُّ ذَلِكَ
يُجِيبُهَا وَسَأَلَهَا أَبُو إِبْرَاهِيمَ (عَلَيْهِ السَّلام) عَنْ أَشْيَاءَ لَمْ يَكُنْ عِنْدَهَا فِيهِ شَيْ‏ءٌ ثُمَّ أَسْلَمَتْ ثُمَّ أَقْبَلَ الرَّاهِبُ يَسْأَلُهُ فَكَانَ يُجِيبُهُ فِي كُلِّ مَا يَسْأَلُهُ فَقَالَ الرَّاهِبُ قَدْ كُنْتُ قَوِيّاً عَلَى دِينِي وَمَا خَلَّفْتُ أَحَداً مِنَ النَّصَارَى فِي
الارْضِ يَبْلُغُ مَبْلَغِي فِي الْعِلْمِ وَلَقَدْ سَمِعْتُ بِرَجُلٍ فِي الْهِنْدِ إِذَا شَاءَ حَجَّ إِلَى بَيْتِ الْمَقْدِسِ فِي يَوْمٍ وَلَيْلَةٍ ثُمَّ يَرْجِعُ إِلَى مَنْزِلِهِ بِأَرْضِ الْهِنْدِ فَسَأَلْتُ عَنْهُ بِأَيِّ أَرْضٍ هُوَ فَقِيلَ لِي إِنَّهُ بِسُبْذَانَ وَسَأَلْتُ الَّذِي أَخْبَرَنِي فَقَالَ هُوَ
عَلِمَ الاسْمَ الَّذِي ظَفِرَ بِهِ آصَفُ صَاحِبُ سُلَيْمَانَ لَمَّا أَتَى بِعَرْشِ سَبَإٍ وَهُوَ الَّذِي ذَكَرَهُ الله لَكُمْ فِي كِتَابِكُمْ وَلَنَا مَعْشَرَ الادْيَانِ فِي كُتُبِنَا فَقَالَ لَهُ أَبُو إِبْرَاهِيمَ (عَلَيْهِ السَّلام) فَكَمْ لله مِنِ اسْمٍ لا يُرَدُّ فَقَالَ الرَّاهِبُ الاسْمَاءُ
كَثِيرَةٌ فَأَمَّا الْمَحْتُومُ مِنْهَا الَّذِي لا يُرَدُّ سَائِلُهُ فَسَبْعَةٌ فَقَالَ لَهُ أَبُو الْحَسَنِ (عَلَيْهِ السَّلام) فَأَخْبِرْنِي عَمَّا تَحْفَظُ مِنْهَا قَالَ الرَّاهِبُ لا وَالله الَّذِي أَنْزَلَ التَّوْرَاةَ عَلَى مُوسَى وَجَعَلَ عِيسَى عِبْرَةً لِلْعَالَمِينَ وَفِتْنَةً لِشُكْرِ أُولِي
الالْبَابِ وَجَعَلَ مُحَمَّداً بَرَكَةً وَرَحْمَةً وَجَعَلَ عَلِيّاً (عَلَيْهِ السَّلام) عِبْرَةً وَبَصِيرَةً وَجَعَلَ الاوْصِيَاءَ مِنْ نَسْلِهِ وَنَسْلِ مُحَمَّدٍ مَا أَدْرِي وَلَوْ دَرَيْتُ مَا احْتَجْتُ فِيهِ إِلَى كَلامِكَ وَلا جِئْتُكَ وَلا سَأَلْتُكَ فَقَالَ لَهُ أَبُو إِبْرَاهِيمَ (عَلَيْهِ السَّلام)